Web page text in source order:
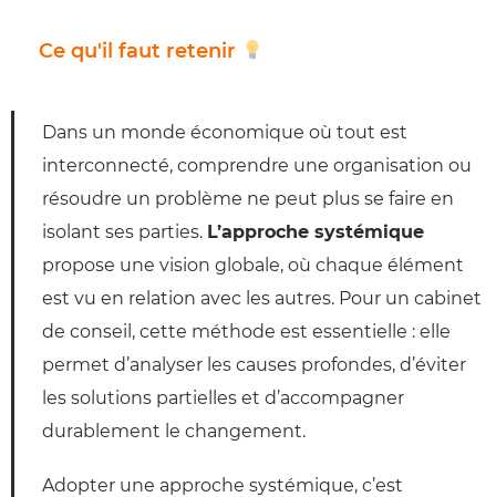
Ce qu'il faut retenir
Dans un monde économique où tout est
interconnecté, comprendre une organisation ou
résoudre un problème ne peut plus se faire en
isolant ses parties. L’approche systémique
propose une vision globale, où chaque élément
est vu en relation avec les autres. Pour un cabinet
de conseil, cette méthode est essentielle : elle
permet d’analyser les causes profondes, d’éviter
les solutions partielles et d’accompagner
durablement le changement.
Adopter une approche systémique, c’est